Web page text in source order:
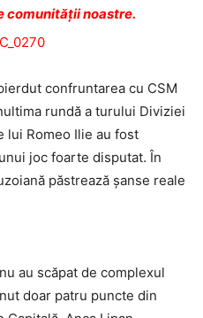
comunității noastre.
confruntarea cu CSM
rundă a turului Diviziei
lui Romeo Ilie au fost
joc foarte disputat. În
păstrează șanse reale
au scăpat de complexul
doar patru puncte din